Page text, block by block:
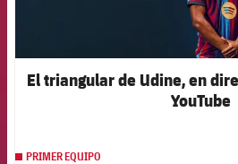
El triangular de Udine, en
YouTube
PRIMER EQUIPO